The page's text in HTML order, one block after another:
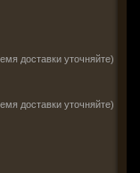
доставки уточняйте)
доставки уточняйте)